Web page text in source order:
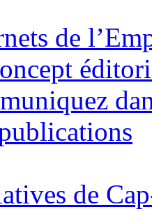
de
de